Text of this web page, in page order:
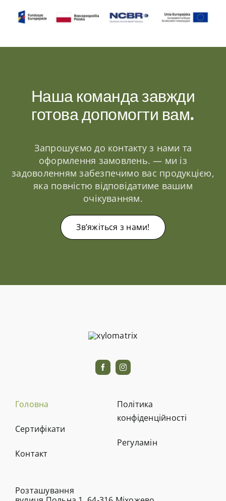
Наша команда завжди
готова допомогти вам.
Запрошуємо до контакту з нами та
оформлення замовлень. — ми із
задоволенням забезпечимо вас продукцією,
яка повністю відповідатиме вашим
очікуванням.
Зв’яжіться з нами!
Головна
Cертифікати
Контакт
Політика
конфіденційності
Регуламін
Розташування